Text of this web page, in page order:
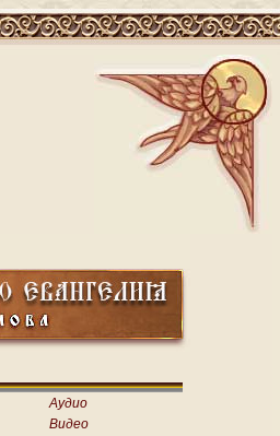
Аудио
Видео